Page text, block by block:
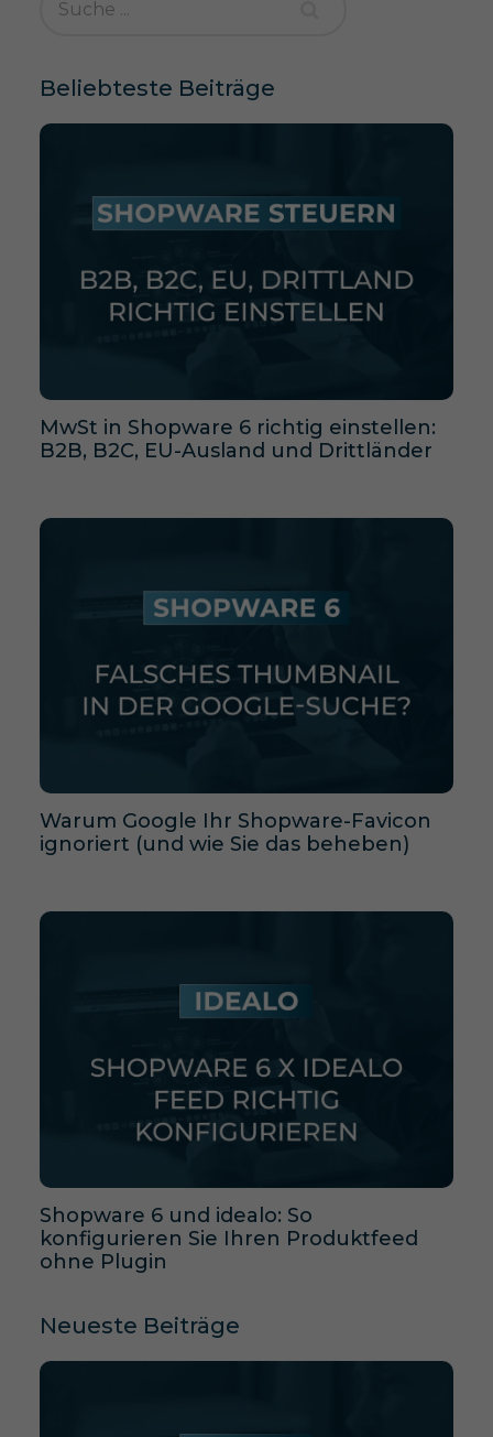
Beliebteste Beiträge
MwSt in Shopware 6 richtig einstellen:
B2B, B2C, EU-Ausland und Drittländer
Warum Google Ihr Shopware-Favicon
ignoriert (und wie Sie das beheben)
Shopware 6 und idealo: So
konfigurieren Sie Ihren Produktfeed
ohne Plugin
Neueste Beiträge